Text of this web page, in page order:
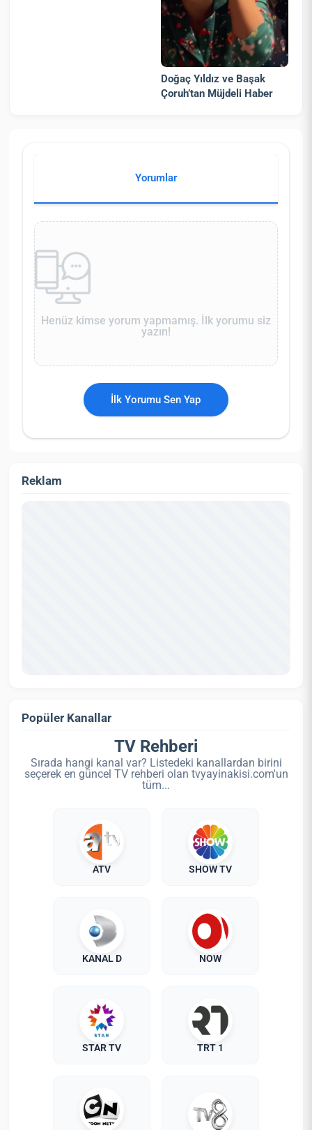
Doğaç Yıldız ve Başak
Çoruh’tan Müjdeli Haber
Yorumlar
Henüz kimse yorum yapmamış. İlk yorumu siz
yazın!
İlk Yorumu Sen Yap
Reklam
Popüler Kanallar
TV Rehberi
Sırada hangi kanal var? Listedeki kanallardan birini
seçerek en güncel TV rehberi olan tvyayinakisi.com'un
tüm...
ATV SHOW TV
KANAL D NOW
STAR TV TRT 1